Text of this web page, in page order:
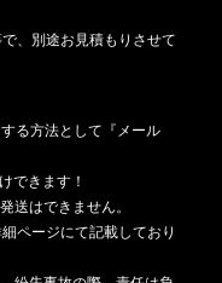
、別途お見積もりさせて
る方法として『メール
できます！
送はできません。
ページにて記載しており